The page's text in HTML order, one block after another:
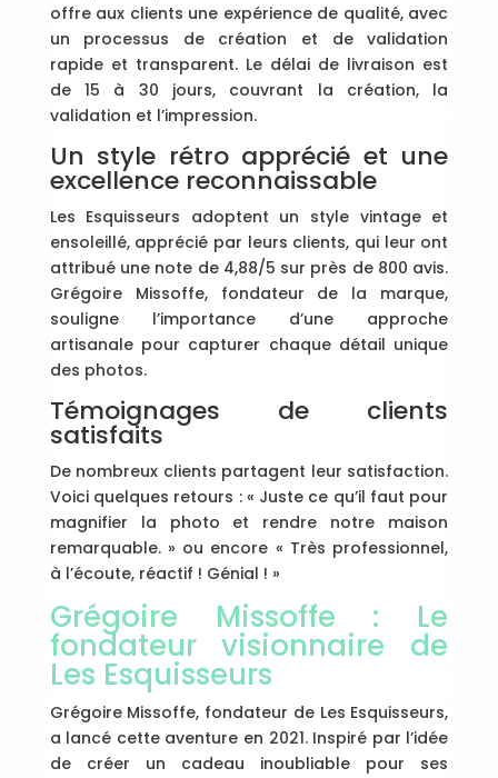
offre aux clients une expérience de qualité, avec
un processus de création et de validation
rapide et transparent. Le délai de livraison est
de 15 à 30 jours, couvrant la création, la
validation et l’impression.
Un style rétro apprécié et une
excellence reconnaissable
Les Esquisseurs adoptent un style vintage et
ensoleillé, apprécié par leurs clients, qui leur ont
attribué une note de 4,88/5 sur près de 800 avis.
Grégoire Missoffe, fondateur de la marque,
souligne l’importance d’une approche
artisanale pour capturer chaque détail unique
des photos.
Témoignages de clients
satisfaits
De nombreux clients partagent leur satisfaction.
Voici quelques retours : « Juste ce qu’il faut pour
magnifier la photo et rendre notre maison
remarquable. » ou encore « Très professionnel,
à l’écoute, réactif ! Génial ! »
Grégoire Missoffe : Le
fondateur visionnaire de
Les Esquisseurs
Grégoire Missoffe, fondateur de Les Esquisseurs,
a lancé cette aventure en 2021. Inspiré par l’idée
de créer un cadeau inoubliable pour ses